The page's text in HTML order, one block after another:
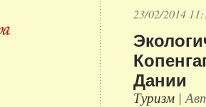
23/02/2014
Дании
Туризм |